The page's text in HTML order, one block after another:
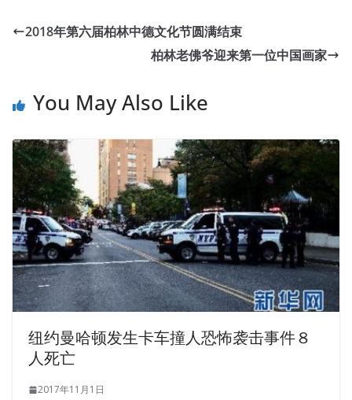
2018年第六届柏林中德文化节圆满结束
柏林老佛爷迎来第一位中国画家
You May Also Like
纽约曼哈顿发生卡车撞人恐怖袭击事件８
人死亡
2017年11月1日